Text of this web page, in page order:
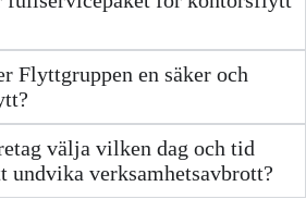
Flyttgruppen en säker och
välja vilken dag och tid
undvika verksamhetsavbrott?